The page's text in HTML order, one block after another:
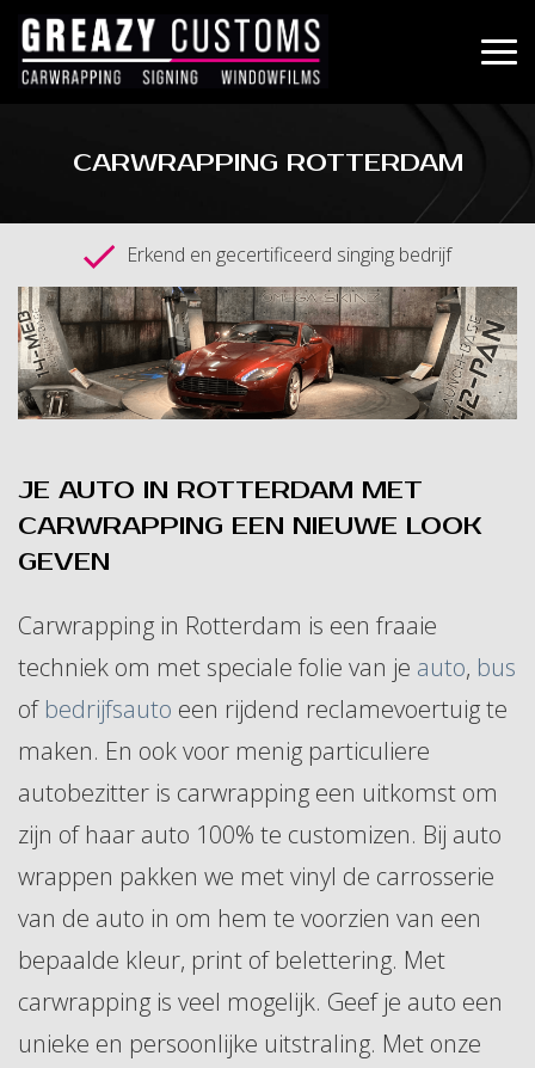
CARWRAPPING ROTTERDAM
Erkend en gecertificeerd singing bedrijf
JE AUTO IN ROTTERDAM MET
CARWRAPPING EEN NIEUWE LOOK
GEVEN
Carwrapping in Rotterdam is een fraaie
techniek om met speciale folie van je auto, bus
of bedrijfsauto een rijdend reclamevoertuig te
maken. En ook voor menig particuliere
autobezitter is carwrapping een uitkomst om
zijn of haar auto 100% te customizen. Bij auto
wrappen pakken we met vinyl de carrosserie
van de auto in om hem te voorzien van een
bepaalde kleur, print of belettering. Met
carwrapping is veel mogelijk. Geef je auto een
unieke en persoonlijke uitstraling. Met onze